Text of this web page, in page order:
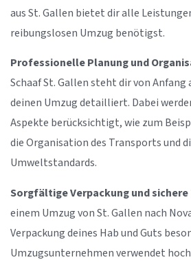
aus St. Gallen bietet dir alle
reibungslosen Umzug benötigst.
Professionelle Planung und
Schaaf St. Gallen steht dir von Anfang
deinen Umzug detailliert. Dabei
Aspekte berücksichtigt, wie zum
die Organisation des Transports und
Umweltstandards.
Sorgfältige Verpackung und
einem Umzug von St. Gallen nach
Verpackung deines Hab und Guts
Umzugsunternehmen verwendet